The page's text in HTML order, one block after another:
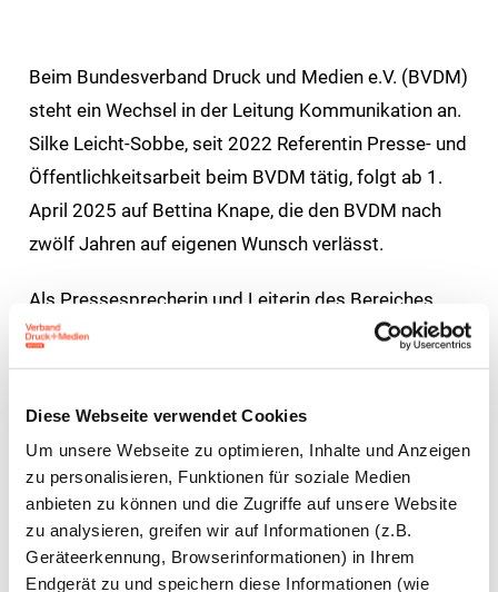
Diese Webseite verwendet Cookies
Um unsere Webseite zu optimieren, Inhalte und Anzeigen
zu personalisieren, Funktionen für soziale Medien
anbieten zu können und die Zugriffe auf unsere Website
zu analysieren, greifen wir auf Informationen (z.B.
Geräteerkennung, Browserinformationen) in Ihrem
Endgerät zu und speichern diese Informationen (wie
Beim Bundesverband Druck und Medien e.V. (BVDM)
steht ein Wechsel in der Leitung Kommunikation an.
Silke Leicht-Sobbe, seit 2022 Referentin Presse- und
Öffentlichkeitsarbeit beim BVDM tätig, folgt ab 1.
April 2025 auf Bettina Knape, die den BVDM nach
zwölf Jahren auf eigenen Wunsch verlässt.
Als Pressesprecherin und Leiterin des Bereiches
Kommunikation im BVDM verantwortet Silke Leicht-
Sobbe die bundesweite Verbändekommunikation
zwanzig Jahre Berufserfahrung in Verbänden und
öffentlichen Institutionen – vom Kommunalen
Arbeitgeberverband Berlin, über die AOK bis hin zur
Senatsverwaltung für Inneres in Berlin. Seit 2022 war